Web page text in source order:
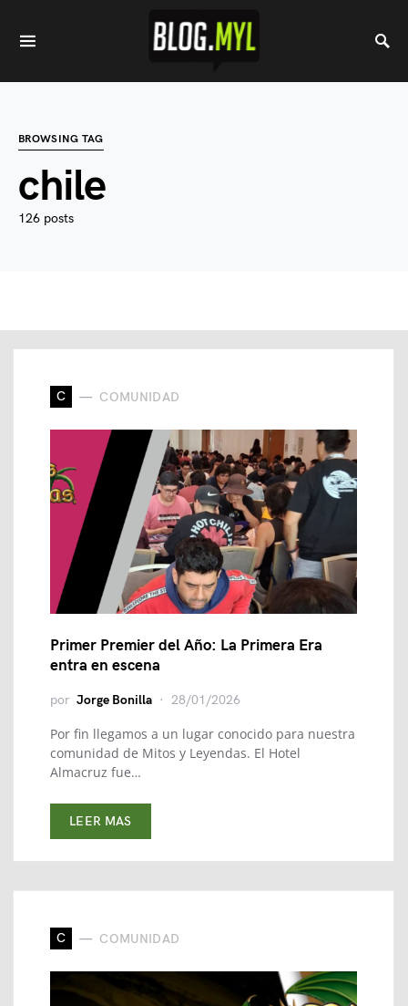
BROWSING TAG
chile
126 posts
C COMUNIDAD
Primer Premier del Año: La Primera Era
entra en escena
por Jorge Bonilla 28/01/2026
Por fin llegamos a un lugar conocido para nuestra
comunidad de Mitos y Leyendas. El Hotel
Almacruz fue…
LEER MAS
C COMUNIDAD